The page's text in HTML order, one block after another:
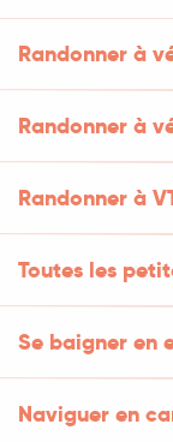
Randonner à
Randonner à
Randonner à
Toutes les
Se baigner en
Naviguer en